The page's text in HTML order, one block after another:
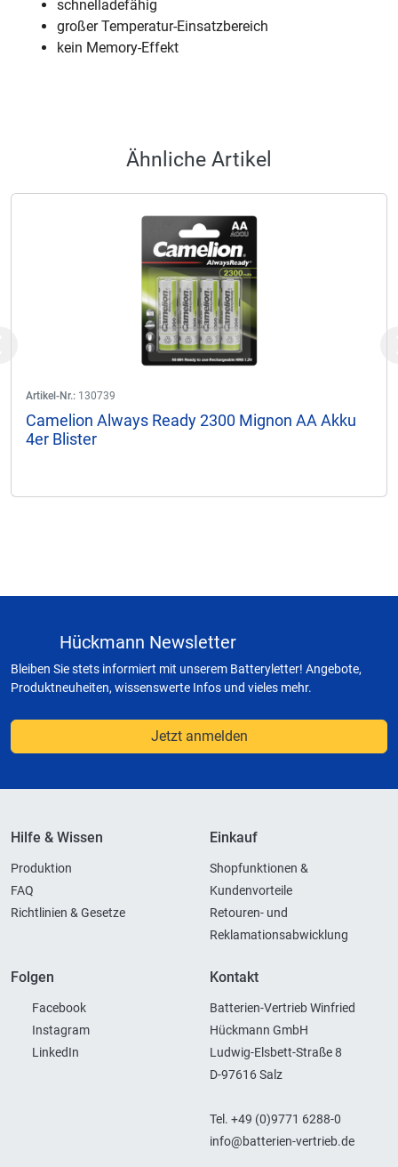
schnelladefähig
großer Temperatur-Einsatzbereich
kein Memory-Effekt
Ähnliche Artikel
Artikel-Nr.: 130739
Camelion Always Ready 2300 Mignon AA Akku
4er Blister
Hückmann Newsletter
Bleiben Sie stets informiert mit unserem Batteryletter! Angebote,
Produktneuheiten, wissenswerte Infos und vieles mehr.
Jetzt anmelden
Hilfe & Wissen
Produktion
FAQ
Richtlinien & Gesetze
Einkauf
Shopfunktionen &
Kundenvorteile
Retouren- und
Reklamationsabwicklung
Folgen
Facebook
Instagram
LinkedIn
Kontakt
Batterien-Vertrieb Winfried
Hückmann GmbH
Ludwig-Elsbett-Straße 8
D-97616 Salz
Tel. +49 (0)9771 6288-0
info@batterien-vertrieb.de